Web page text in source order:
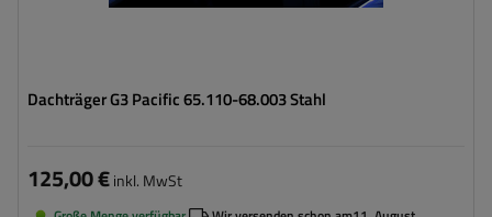
Dachträger G3 Pacific 65.110-68.003 Stahl
125,00 €inkl. MwSt